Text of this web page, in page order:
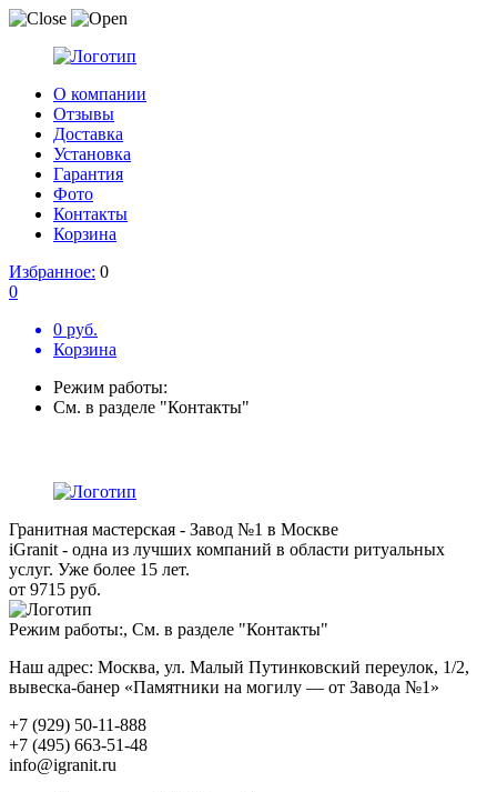
О компании
Отзывы
Доставка
Установка
Гарантия
Фото
Контакты
Корзина
Избранное: 0
0
0 руб.
Корзина
Режим работы:
См. в разделе "Контакты"
Гранитная мастерская - Завод №1 в Москве
iGranit - одна из лучших компаний в области ритуальных
услуг. Уже более 15 лет.
от 9715 руб.
Режим работы:, См. в разделе "Контакты"
Наш адрес: Москва, ул. Малый Путинковский переулок, 1/2,
вывеска-банер «Памятники на могилу — от Завода №1»
+7 (929) 50-11-888
+7 (495) 663-51-48
info@igranit.ru